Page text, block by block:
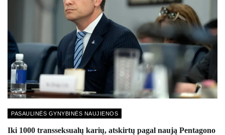
PASAULINĖS GYNYBINĖS NAUJIENOS
Iki 1000 transseksualų karių, atskirtų pagal naują Pentagono